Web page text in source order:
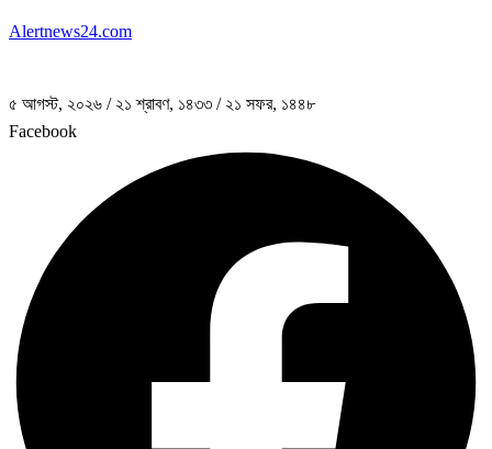
Alertnews24.com
৫ আগস্ট, ২০২৬ / ২১ শ্রাবণ, ১৪৩৩ / ২১ সফর, ১৪৪৮
Facebook